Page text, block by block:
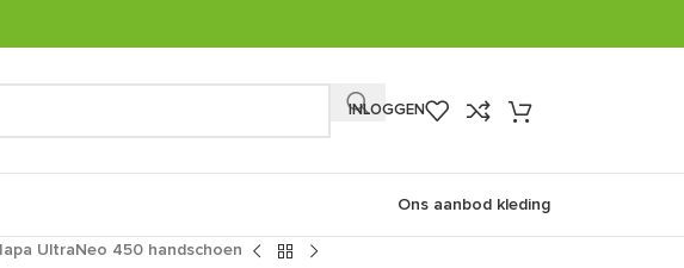
INLOGGEN
Ons aanbod kleding
UltraNeo 450 handschoen